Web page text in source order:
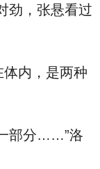
劲，张悬看过
内，是两种
部分……”洛